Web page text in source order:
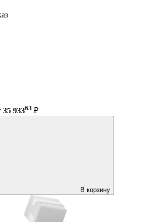
35 93363 ₽
В корзину